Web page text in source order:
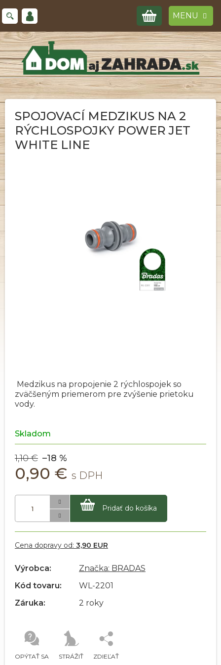
na
obsah
NÁKUPNÝ
SPOJOVACÍ MEDZIKUS NA 2
RÝCHLOSPOJKY POWER JET
WHITE LINE
Skladom
1,10 € –18 %
0,90 €
Pridať do košíka
Medzikus na propojenie 2 rýchlospojek so
zväčšeným priemerom pre zvýšenie prietoku
vody.
OPÝTAŤ SA STRÁŽIŤ ZDIEĽAŤ
Cena dopravy od: 3,90 EUR
Výrobca:
Značka: BRADAS
Kód tovaru:
WL-2201
Záruka:
2 roky